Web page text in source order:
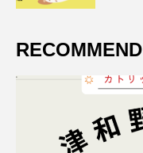
RECOMMEND